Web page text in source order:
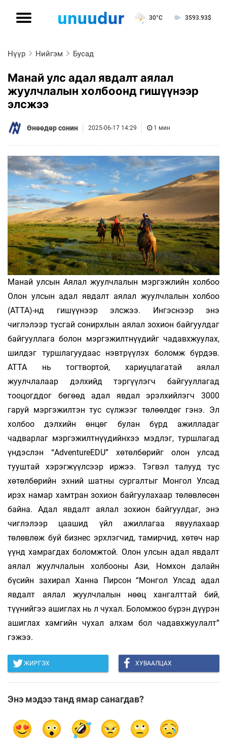
30°C 3593.93$
Нүүр Нийгэм Бусад
Манай улс адал явдалт аялал
жуулчлалын холбоонд гишүүнээр
элсжээ
Өнөөдөр сонин 2025-06-17 14:29 1 мин
Манай улсын Аялал жуулчлалын мэргэжлийн холбоо
Олон улсын адал явдалт аялал жуулчлалын холбоо
(ATTA)-нд гишүүнээр элсжээ. Ингэснээр энэ
чиглэлээр тусгай сонирхлын аялал зохион байгуулдаг
байгууллага болон мэргэжилтнүүдийг чадавхжуулах,
шилдэг туршлагуудаас нэвтрүүлэх боломж бүрдэв.
АТТА нь тогтвортой, хариуцлагатай аялал
жуулчлалаар дэлхийд тэргүүлэгч байгууллагад
тооцогддог бөгөөд адал явдал эрэлхийлэгч 3000
гаруй мэргэжилтэн тус сүлжээг төлөөлдөг гэнэ. Эл
холбоо дэлхийн өнцөг булан бүрд ажилладаг
чадварлаг мэргэжилтнүүдийнхээ мэдлэг, туршлагад
үндэслэн “AdventureEDU” хөтөлбөрийг олон улсад
тууштай хэрэгжүүлсээр иржээ. Тэгвэл талууд тус
хөтөлбөрийн эхний шатны сургалтыг Монгол Улсад
ирэх намар хамтран зохион байгуулахаар төлөвлөсөн
байна. Адал явдалт аялал зохион байгуулдаг, энэ
чиглэлээр цаашид үйл ажиллагаа явуулахаар
төлөвлөж буй бизнес эрхлэгчид, тамирчид, хөтөч нар
үүнд хамрагдах боломжтой. Олон улсын адал явдалт
аялал жуулчлалын холбооны Ази, Номхон далайн
бүсийн захирал Ханна Пирсон “Монгол Улсад адал
явдалт аялал жуулчлалын нөөц хангалттай бий,
түүнийгээ ашиглах нь л чухал. Боломжоо бүрэн дүүрэн
ашиглах хамгийн чухал алхам бол чадавхжуулалт”
гэжээ.
ЖИРГЭХ ХУВААЛЦАХ
Энэ мэдээ танд ямар санагдав?